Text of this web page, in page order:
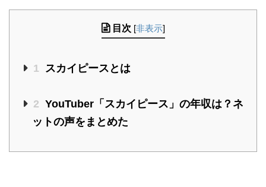
目次 [非表示]
1 スカイピースとは
2 YouTuber「スカイピース」の年収は？ネ
ットの声をまとめた